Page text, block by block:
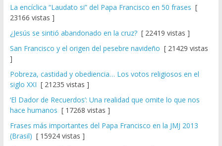
La encíclica “Laudato si” del Papa Francisco en 50 frases [
23166 vistas ]
¿Jesús se sintió abandonado en la cruz?[ 22419 vistas ]
San Francisco y el origen del pesebre navideño [ 21429 vistas
]
Pobreza, castidad y obediencia… Los votos religiosos en el
siglo XXI [ 21235 vistas ]
‘El Dador de Recuerdos’: Una realidad que omite lo que nos
hace humanos [ 17268 vistas ]
Frases más importantes del Papa Francisco en la JMJ 2013
(Brasil) [ 15924 vistas ]